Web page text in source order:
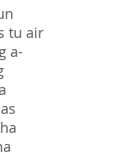
tu air
a-